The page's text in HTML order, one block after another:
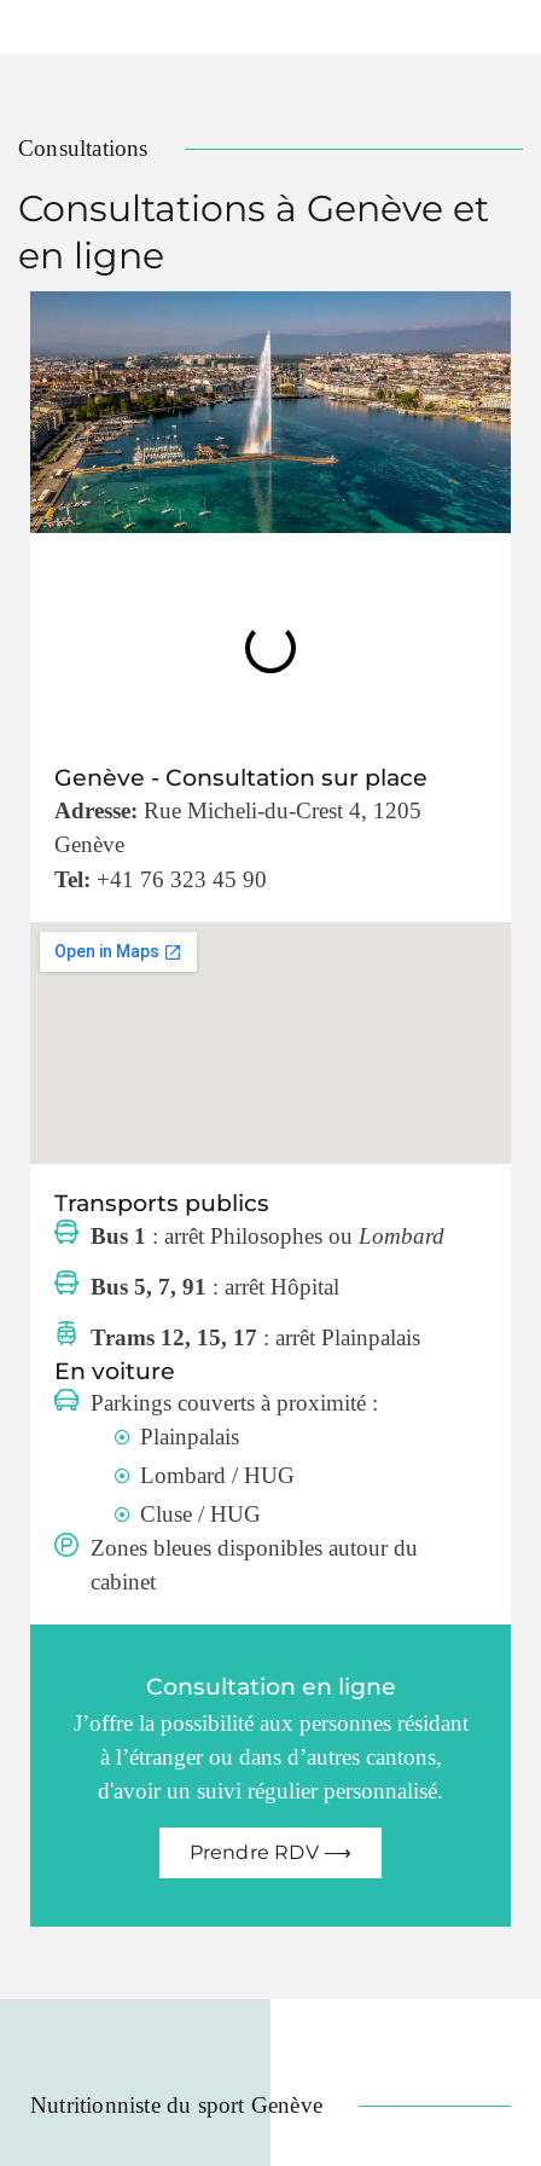
Consultations
Consultations à Genève et
en ligne
Genève - Consultation sur place
Adresse: Rue Micheli-du-Crest 4, 1205
Genève
Tel: +41 76 323 45 90
Transports publics
Bus 1 : arrêt Philosophes ou Lombard
Bus 5, 7, 91 : arrêt Hôpital
Trams 12, 15, 17 : arrêt Plainpalais
En voiture
Parkings couverts à proximité :
Plainpalais
Lombard / HUG
Cluse / HUG
Zones bleues disponibles autour du
cabinet
Consultation en ligne
J’offre la possibilité aux personnes résidant
à l’étranger ou dans d’autres cantons,
d'avoir un suivi régulier personnalisé.
Prendre RDV ⟶
Nutritionniste du sport Genève